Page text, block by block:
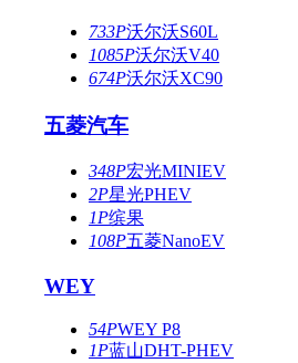
733P沃尔沃S60L
1085P沃尔沃V40
674P沃尔沃XC90
五菱汽车
348P宏光MINIEV
2P星光PHEV
1P缤果
108P五菱NanoEV
WEY
54PWEY P8
1P蓝山DHT-PHEV